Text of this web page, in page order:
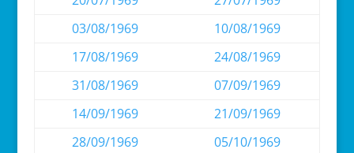
03/08/1969
10/08/1969
17/08/1969
24/08/1969
31/08/1969
07/09/1969
14/09/1969
21/09/1969
28/09/1969
05/10/1969